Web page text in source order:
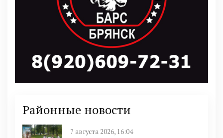
Районные новости
7 августа 2026, 16:04